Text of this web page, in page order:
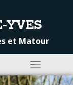
YVES
et Matour